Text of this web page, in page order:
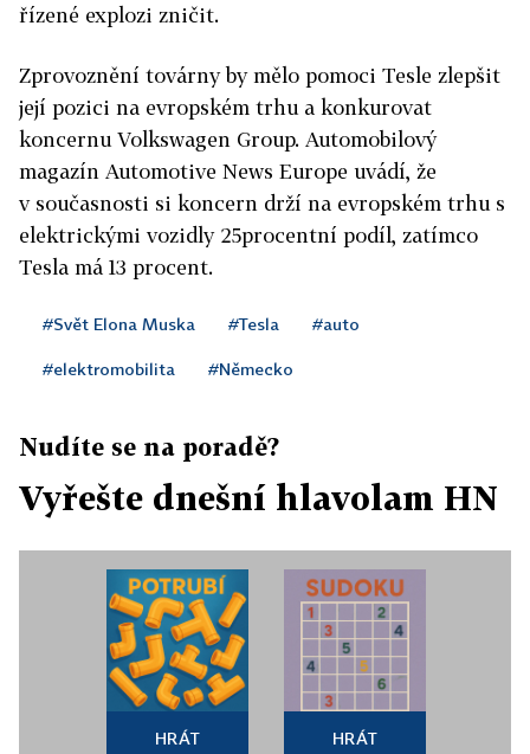
řízené explozi zničit.
Zprovoznění továrny by mělo pomoci Tesle zlepšit
její pozici na evropském trhu a konkurovat
koncernu Volkswagen Group. Automobilový
magazín Automotive News Europe uvádí, že
vsoučasnosti si koncern drží na evropském trhu s
elektrickými vozidly 25procentní podíl, zatímco
Tesla má 13 procent.
#Svět Elona Muska #Tesla #auto
#elektromobilita #Německo
Nudíte se na poradě?
Vyřešte dnešní hlavolam HN
HRÁT HRÁT